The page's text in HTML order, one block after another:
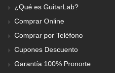
¿Qué es GuitarLab?
Comprar Online
Comprar por Teléfono
Cupones Descuento
Garantía 100% Pronorte